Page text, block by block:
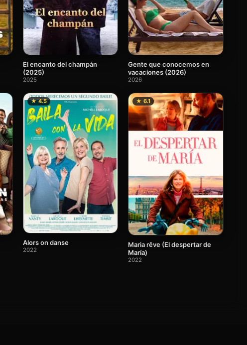
El encanto del champán
(2025)
2025
Gente que conocemos en
vacaciones (2026)
2026
★ 4.5
Alors on danse
2022
★ 6.1
Maria rêve (El despertar de
María)
2022